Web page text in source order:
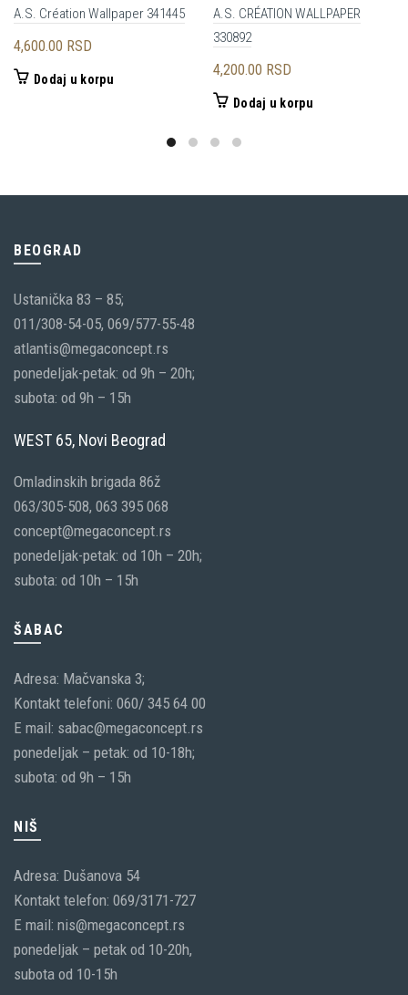
A.S. Création Wallpaper 341445
4,600.00 RSD
Dodaj u korpu
A.S. CRÉATION WALLPAPER
330892
4,200.00 RSD
Dodaj u korpu
BEOGRAD
Ustanička 83 – 85;
011/308-54-05, 069/577-55-48
atlantis@megaconcept.rs
ponedeljak-petak: od 9h – 20h;
subota: od 9h – 15h
WEST 65, Novi Beograd
Omladinskih brigada 86ž
063/305-508, 063 395 068
concept@megaconcept.rs
ponedeljak-petak: od 10h – 20h;
subota: od 10h – 15h
ŠABAC
Adresa: Mačvanska 3;
Kontakt telefoni: 060/ 345 64 00
E mail: sabac@megaconcept.rs
ponedeljak – petak: od 10-18h;
subota: od 9h – 15h
NIŠ
Adresa: Dušanova 54
Kontakt telefon: 069/3171-727
E mail: nis@megaconcept.rs
ponedeljak – petak od 10-20h,
subota od 10-15h